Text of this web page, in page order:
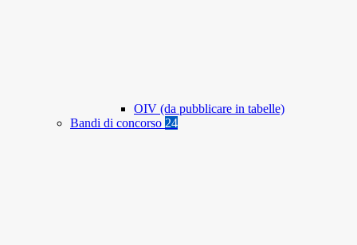
OIV (da pubblicare in tabelle)
Bandi di concorso 24